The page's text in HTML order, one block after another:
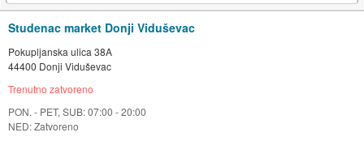
Studenac market Donji Viduševac
Pokupljanska ulica 38A
44400 Donji Viduševac
Trenutno zatvoreno
PON. - PET, SUB: 07:00 - 20:00
NED: Zatvoreno